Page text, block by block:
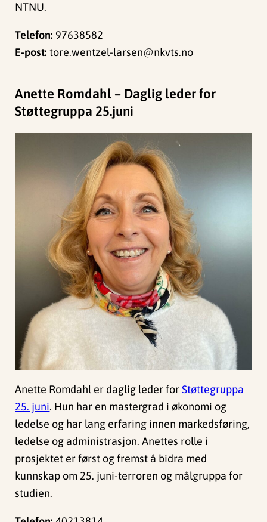
NTNU.
Telefon: 97638582
E-post: tore.wentzel-larsen@nkvts.no
Anette Romdahl – Daglig leder for
Støttegruppa 25.juni
Anette Romdahl er daglig leder forStøttegruppa
25. juni. Hun har en mastergrad i økonomi og
ledelse og har lang erfaring innen markedsføring,
ledelse og administrasjon. Anettes rolle i
prosjektet er først og fremst å bidra med
kunnskap om 25. juni-terroren og målgruppa for
studien.